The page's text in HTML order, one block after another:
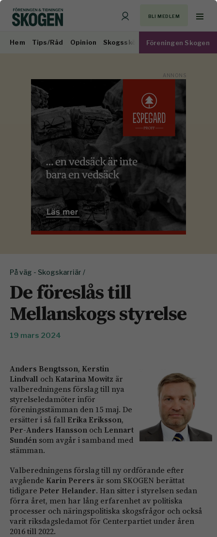
BLI MEDLEM
Hem Tips/Råd Opinion Skogsskötsel Virkesmarknad
Föreningen Skogen
På väg - Skogskarriär /
De föreslås till
Mellanskogs styrelse
19 mars 2024
Anders Bengtsson, Kerstin
Lindvall och Katarina Mowitz är
valberedningens förslag till nya
styrelseledamöter inför
föreningsstämman den 15 maj. De
ersätter i så fallErika Eriksson,
Per-Anders Hansson ochLennart
Sundén som avgår i samband med
stämman.
Valberedningens förslag till ny ordförande efter
avgående Karin Perers är som SKOGEN berättat
tidigare Peter Helander. Han sitter i styrelsen sedan
förra året, men har lång erfarenhet av politiska
processer och näringspolitiska skogsfrågor och också
varit riksdagsledamot för Centerpartiet under åren
2016 till 2022.